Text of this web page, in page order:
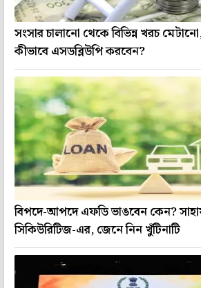
সংসার চালানো থেকে বিভিন্ন খরচ
কীভাবে এসডব্লিউপি করবেন?
বিপদে-আপদে এফডি ভাঙবেন কেন?
সিকিউরিটিজ-এর, জেনে নিন খুঁটিনাটি